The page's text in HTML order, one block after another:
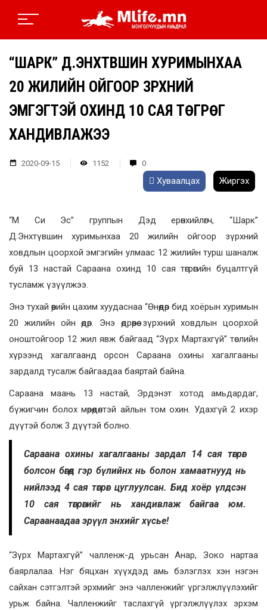
“ШАРК” Д.ЭНХТҮВШИН ХУРИМЫНХАА
20 ЖИЛИЙН ОЙГООР ЗҮРХНИЙ
ЭМГЭГТЭЙ ОХИНД 10 САЯ ТӨГРӨГ
ХАНДИВЛАЖЭЭ
2020-09-15 1152 0
Хуваалцах Жиргэх
“М Си Эс” группын Дэд ерөнхийлөгч, “Шарк”
Д.Энхтүвшин хуримынхаа 20 жилийн ойгоор зүрхний
ховдлын цоорхой эмгэгийн улмаас 12 жилийн турш шаналж
буй 13 настай Сараана охинд 10 сая төгрөгийн буцалтгүй
тусламж үзүүлжээ.
Энэ тухай өөрийн цахим хуудаснаа “Өнөөдөр бид хоёрын хуримын
20 жилийн ойн өдөр. Энэ өдрөөрөө зүрхний ховдлын цоорхой
оноштойгоор 12 жил явж байгаад “Зүрх Мартахгүй” төслийн
хүрээнд хагалгаанд орсон Сараана охины хагалгааны
зардалд тусалж байгаадаа баяртай байна.
Сараана маань 13 настай, Эрдэнэт хотод амьдардаг,
бүжигчин болох мөрөөдөлтэй айлын том охин. Удахгүй 2 ихэр
дүүтэй болж 3 дүүтэй болно.
Сараана охины хагалгааны зардал 14 сая төгрөг
болсон бөгөөд гэр бүлийнх нь болон хамаатнууд нь
нийлээд 4 сая төгрөг цуглуулсан. Бид хоёр үлдсэн
10 сая төгрөгийг нь хандивлаж байгаа юм.
Сараанаадаа эрүүл энхийг хүсье!
“Зүрх Мартахгүй” чалленж-д урьсан Анар, Зоко нартаа
баярлалаа. Нэг бяцхан хүүхдэд амь бэлэглэх хэн нэгэн
сайхан сэтгэлтэй эрхмийг энэ чалленжийг үргэлжлүүлэхийг
урьж байна. Чалленжийг таслахгүй үргэлжлүүлэх эрхэм